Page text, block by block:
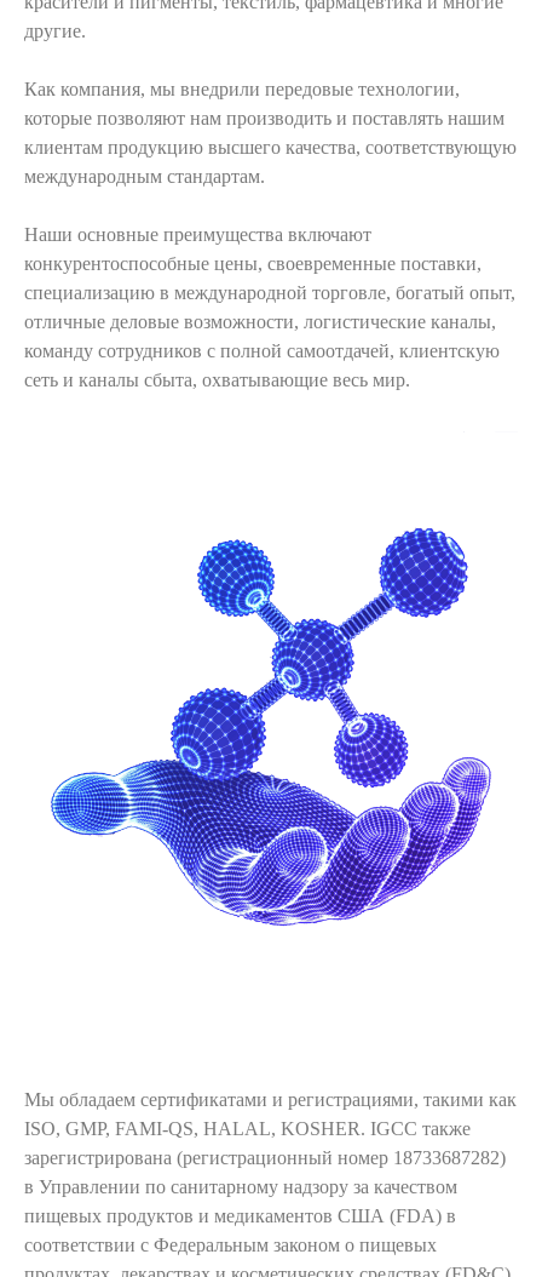
другие.
Как компания, мы внедрили передовые технологии,
которые позволяют нам производить и поставлять нашим
клиентам продукцию высшего качества, соответствующую
международным стандартам.
Наши основные преимущества включают
конкурентоспособные цены, своевременные поставки,
специализацию в международной торговле, богатый опыт,
отличные деловые возможности, логистические каналы,
команду сотрудников с полной самоотдачей, клиентскую
сеть и каналы сбыта, охватывающие весь мир.
Мы обладаем сертификатами и регистрациями, такими как
ISO, GMP, FAMI-QS, HALAL, KOSHER. IGCC также
зарегистрирована (регистрационный номер 18733687282)
в Управлении по санитарному надзору за качеством
пищевых продуктов и медикаментов США (FDA) в
соответствии с Федеральным законом о пищевых
Мы предлагаем инновационные
решениядля устойчивого прогресса.